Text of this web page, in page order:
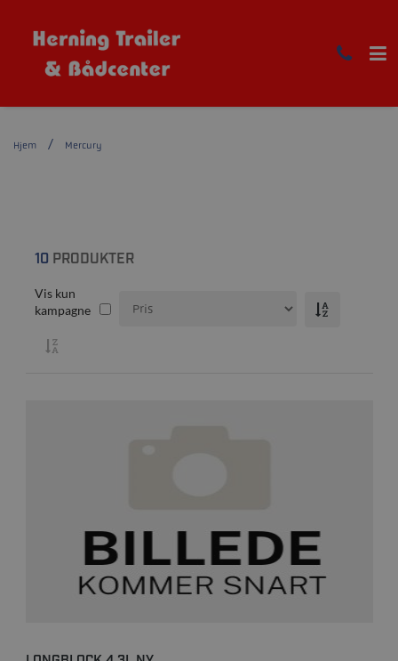
Hjem Mercury
10 PRODUKTER
Vis kun
kampagne